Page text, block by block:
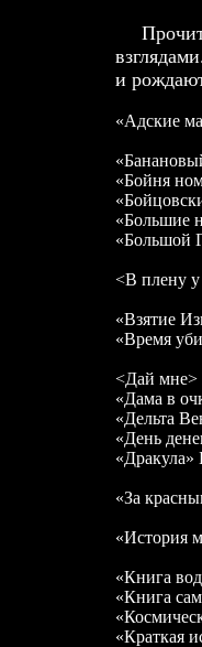
и
«Адские
«Бойня
«Большие
«Большой
<В плену
«Взятие
«Время
<Дай мне>
«Дама в
«Дельта
«День
«Дракула»
«За
«История
«Книга
«Книга
«Краткая